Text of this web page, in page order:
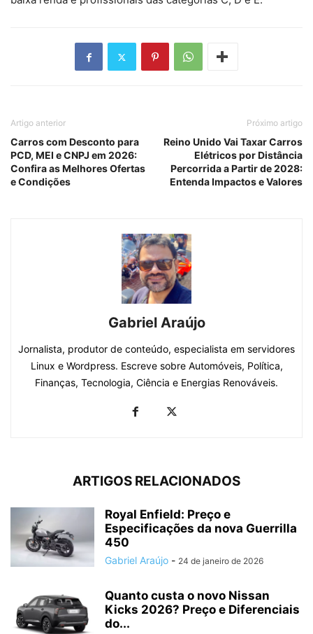
Artigo anterior
Carros com Desconto para
PCD, MEI e CNPJ em 2026:
Confira as Melhores Ofertas
e Condições
Próximo artigo
Reino Unido Vai Taxar Carros
Elétricos por Distância
Percorrida a Partir de 2028:
Entenda Impactos e Valores
Gabriel Araújo
Jornalista, produtor de conteúdo, especialista em servidores
Linux e Wordpress. Escreve sobre Automóveis, Política,
Finanças, Tecnologia, Ciência e Energias Renováveis.
ARTIGOS RELACIONADOS
Royal Enfield: Preço e
Especificações da nova Guerrilla
450
Gabriel Araújo - 24 de janeiro de 2026
Quanto custa o novo Nissan
Kicks 2026? Preço e Diferenciais
do...